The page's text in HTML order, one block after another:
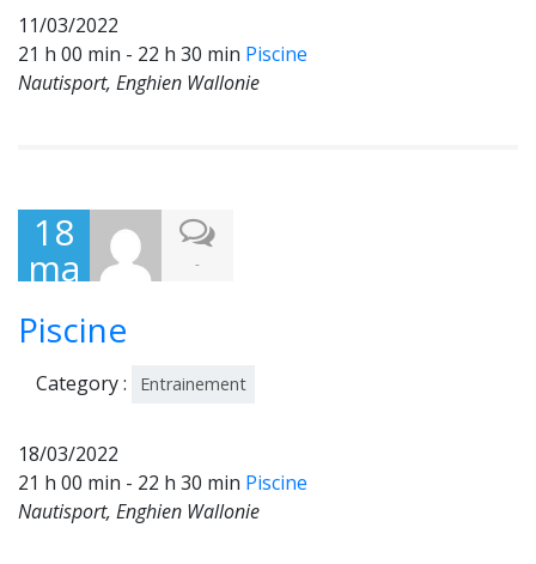
11/03/2022
21 h 00 min - 22 h 30 min Piscine
Nautisport, Enghien Wallonie
18
ma
202
2
-
Piscine
Category : Entrainement
18/03/2022
21 h 00 min - 22 h 30 min Piscine
Nautisport, Enghien Wallonie